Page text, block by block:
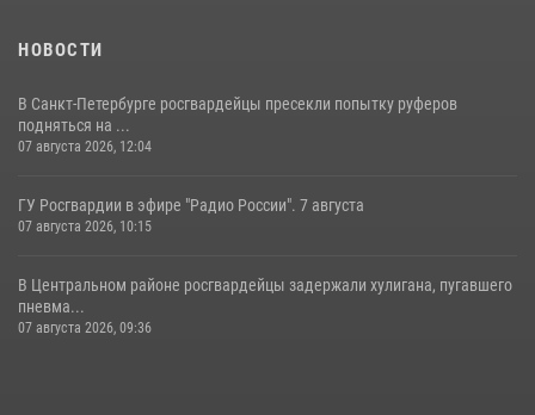
НОВОСТИ
В Санкт-Петербурге росгвардейцы пресекли попытку руферов
подняться на ...
07 августа 2026, 12:04
ГУ Росгвардии в эфире "Радио России". 7 августа
07 августа 2026, 10:15
В Центральном районе росгвардейцы задержали хулигана, пугавшего
пневма...
07 августа 2026, 09:36